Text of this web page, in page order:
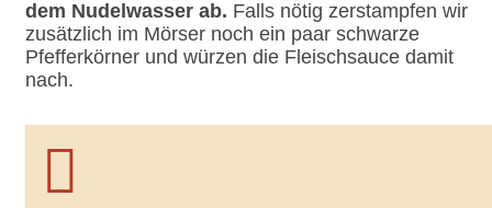
dem Nudelwasser ab. Falls nötig zerstampfen wir
zusätzlich im Mörser noch ein paar schwarze
Pfefferkörner und würzen die Fleischsauce damit
nach.
